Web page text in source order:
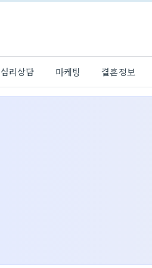
심리상담 마케팅 결혼정보